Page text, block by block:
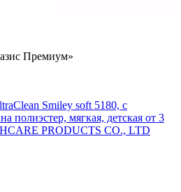
Премиум»
Smiley soft 5180, с
полиэстер, мягкая, детская от 3
PRODUCTS CO., LTD